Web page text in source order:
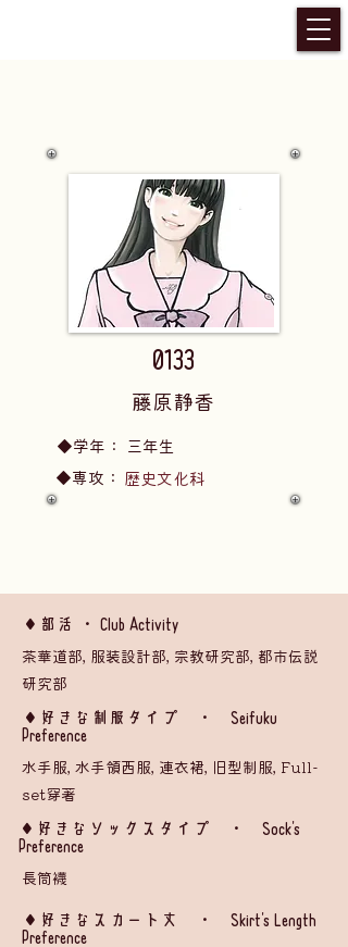
0133
藤原静香
​◆学年：
三年生
歴史文化科
​◆専攻：
◆部活 ・ Club Activity
茶華道部, 服装設計部, 宗教研究部, 都市伝説
研究部
​◆好きな制服タイプ ・ Seifuku
Preference
水手服, 水手領西服, 連衣裙, 旧型制服, Full-
set穿著
◆好きなソックスタイプ ・ Sock's
Preference
長筒襪
​◆好きなスカート丈 ・ Skirt's Length
Preference